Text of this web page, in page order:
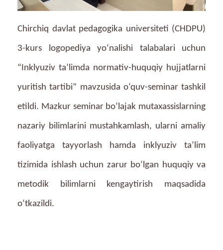
Chirchiq davlat pedagogika universiteti (CHDPU)
3-kurs logopediya yo‘nalishi talabalari uchun
“Inklyuziv ta’limda normativ-huquqiy hujjatlarni
yuritish tartibi” mavzusida o‘quv-seminar tashkil
etildi. Mazkur seminar bo‘lajak mutaxassislarning
nazariy bilimlarini mustahkamlash, ularni amaliy
faoliyatga tayyorlash hamda inklyuziv ta’lim
tizimida ishlash uchun zarur bo‘lgan huquqiy va
metodik bilimlarni kengaytirish maqsadida
o‘tkazildi.